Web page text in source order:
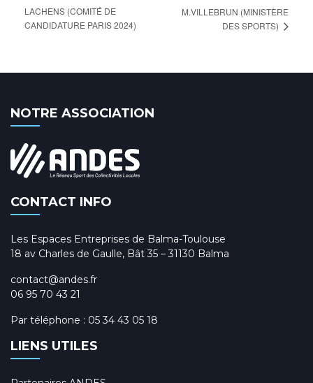
LACHENS (COMITÉ DE
CANDIDATURE PARIS 2024)
M.VILLEBRUN (MINISTÈRE
DES SPORTS)
NOTRE ASSOCIATION
CONTACT INFO
Les Espaces Entreprises de Balma-Toulouse
18 av Charles de Gaulle, Bât 35 – 31130 Balma
contact@andes.fr
06 95 70 43 21
Par téléphone : 05 34 43 05 18
LIENS UTILES